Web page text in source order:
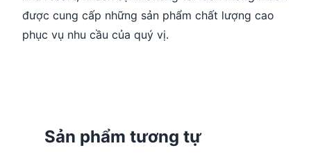
được cung cấp những sản phẩm chất lượng cao
phục vụ nhu cầu của quý vị.
Sản phẩm tương tự